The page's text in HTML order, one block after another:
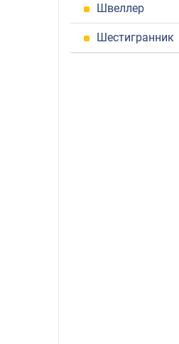
Швеллер
Шестигранник